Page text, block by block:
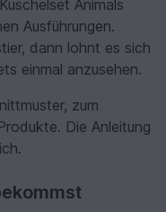
Animals
Ausführungen.
dann lohnt es sich
einmal anzusehen.
zum
Die Anleitung